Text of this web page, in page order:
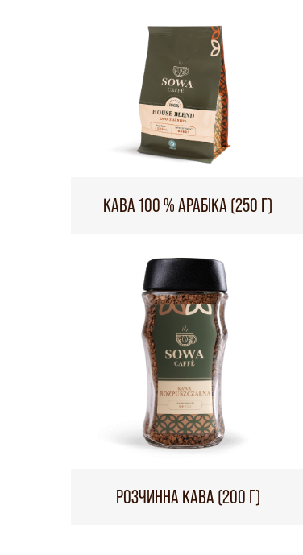
КАВА 100 % АРАБІКА (250 Г)
РОЗЧИННА КАВА (200 Г)